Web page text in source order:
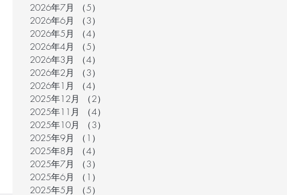
2026年7月 （5）
2026年6月
（3）
2026年5月
（4）
2026年4月
（5）
2026年3月
（4）
2026年2月
（3）
2026年1月
（4）
2025年12月
（2）
2025年11月
（4）
2025年10月
（3）
2025年9月
（1）
2025年8月
（4）
2025年7月
（3）
2025年6月
（1）
2025年5月
（5）